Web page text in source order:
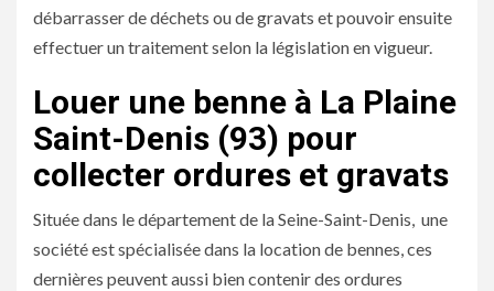
débarrasser de déchets ou de gravats et pouvoir ensuite
effectuer un traitement selon la législation en vigueur.
Louer une benne à La Plaine
Saint-Denis (93) pour
collecter ordures et gravats
Située dans le département de la Seine-Saint-Denis, une
société est spécialisée dans la location de bennes, ces
dernières peuvent aussi bien contenir des ordures